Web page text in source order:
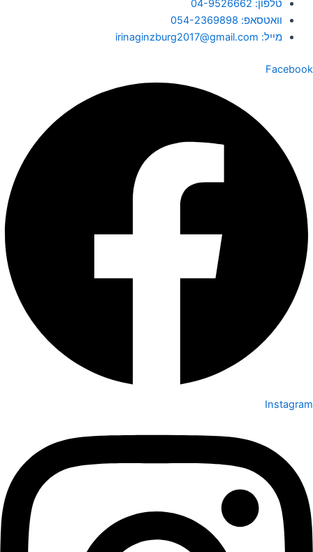
טלפון: 04-9526662
וואטסאפ: 054-2369898
מייל: irinaginzburg2017@gmail.com
Facebook
Instagram